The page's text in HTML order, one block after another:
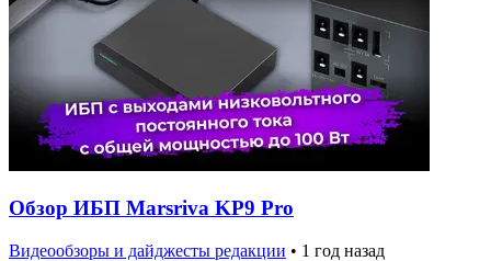
Обзор ИБП Marsriva KP9 Pro
Видеообзоры и дайджесты редакции • 1 год назад